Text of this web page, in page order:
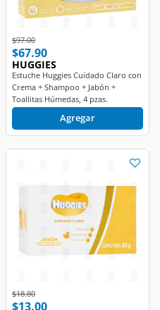
Price reduced from
$97.00to
$67.90
HUGGIES
Estuche Huggies Cuidado Claro con
Crema + Shampoo + Jabón +
Toallitas Húmedas, 4 pzas.
Agregar
Price reduced from
$18.80to
$13.00